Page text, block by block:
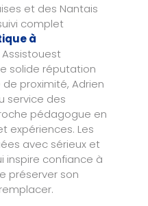
et des Nantais
complet
à
Assistouest
solide réputation
proximité, Adrien
service des
pédagogue en
expériences. Les
avec sérieux et
inspire confiance à
préserver son